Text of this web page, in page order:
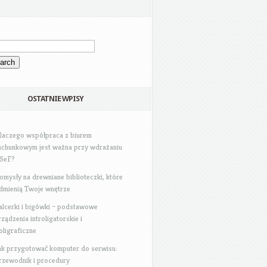
OSTATNIE WPISY
współpraca z biurem
jest ważna przy wdrażaniu
na drewniane biblioteczki, które
Twoje wnętrze
i bigówki – podstawowe
introligatorskie i
przygotować komputer do serwisu:
i procedury